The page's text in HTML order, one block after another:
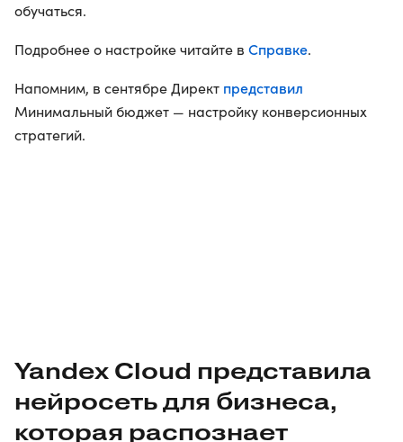
обучаться.
Подробнее о настройке читайте в Справке.
Напомним, в сентябре Директ представил
Минимальный бюджет — настройку конверсионных
стратегий.
Yandex Cloud представила
нейросеть для бизнеса,
которая распознает